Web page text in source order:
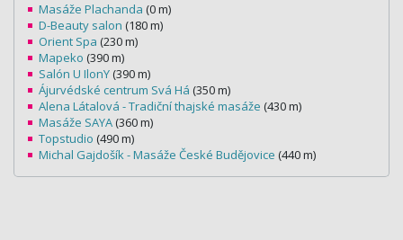
Masáže Plachanda (0 m)
D-Beauty salon (180 m)
Orient Spa (230 m)
Mapeko (390 m)
Salón U IlonY (390 m)
Ájurvédské centrum Svá Há (350 m)
Alena Látalová - Tradiční thajské masáže (430 m)
Masáže SAYA (360 m)
Topstudio (490 m)
Michal Gajdošík - Masáže České Budějovice (440 m)